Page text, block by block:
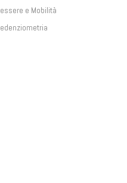
e Mobilità